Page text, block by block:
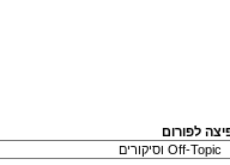
לפורום